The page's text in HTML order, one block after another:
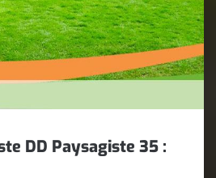
DD Paysagiste 35 :